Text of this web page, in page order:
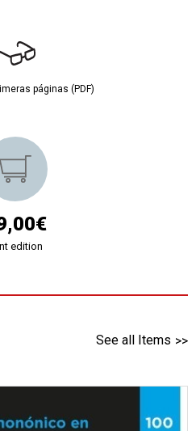
páginas (PDF)
edition
See all Items